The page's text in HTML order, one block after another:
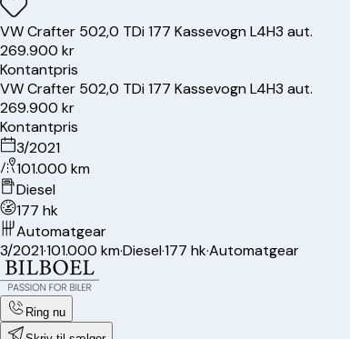
VWCrafter 502,0 TDi 177 Kassevogn L4H3 aut.
269.900 kr
Kontantpris
VWCrafter 502,0 TDi 177 Kassevogn L4H3 aut.
269.900 kr
Kontantpris
3/2021
101.000 km
Diesel
177 hk
Automatgear
3/2021·101.000 km·Diesel·177 hk·Automatgear
Ring nu